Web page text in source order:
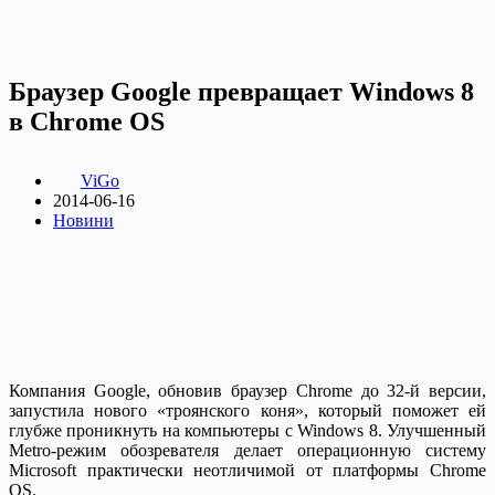
Браузер Google превращает Windows 8
в Chrome OS
ViGo
2014-06-16
Новини
Компания Google, обновив браузер Chrome до 32-й версии,
запустила нового «троянского коня», который поможет ей
глубже проникнуть на компьютеры с Windows 8. Улучшенный
Metro-режим обозревателя делает операционную систему
Microsoft практически неотличимой от платформы Chrome
OS.